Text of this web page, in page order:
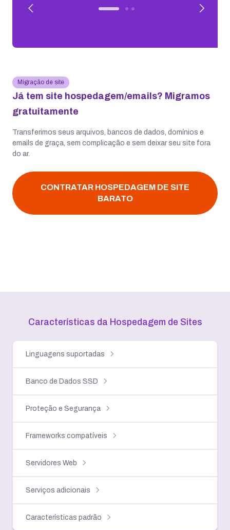
Migração de site
Já tem site hospedagem/emails? Migramos
gratuitamente
Transferimos seus arquivos, bancos de dados, domínios e
emails de graça, sem complicação e sem deixar seu site fora
do ar.
CONTRATAR HOSPEDAGEM DE SITE
BARATO
Características da Hospedagem de Sites
Linguagens suportadas
Banco de Dados SSD
Proteção e Segurança
Frameworks compatíveis
Servidores Web
Serviços adicionais
Características padrão